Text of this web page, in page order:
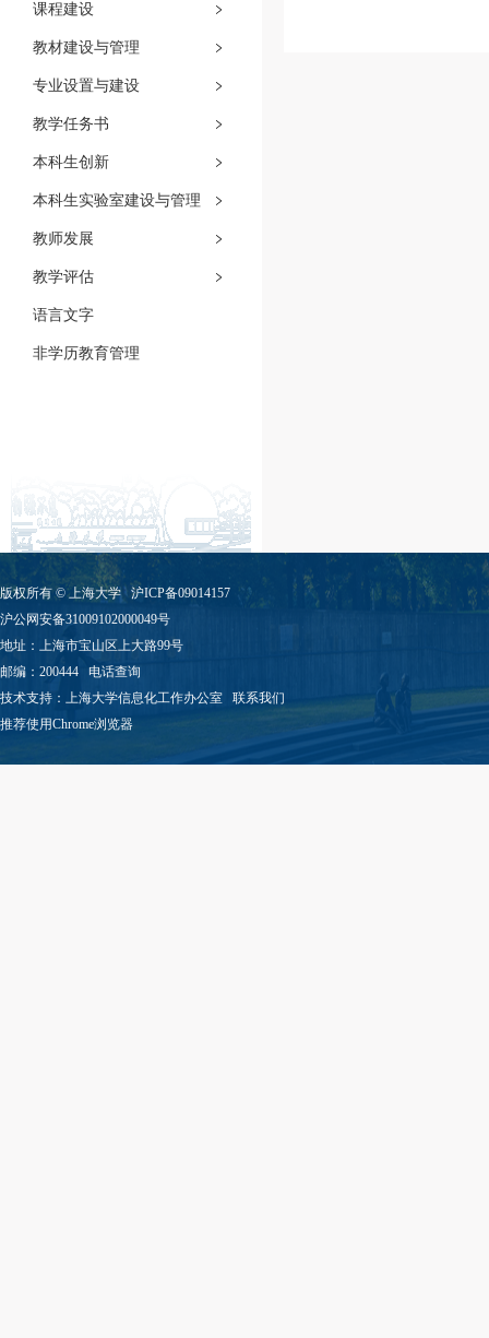
课程建设
教材建设与管理
专业设置与建设
教学任务书
本科生创新
本科生实验室建设与管理
教师发展
教学评估
语言文字
非学历教育管理
版权所有 ©上海大学
沪ICP备09014157
沪公网安备31009102000049号
地址：上海市宝山区上大路99号
邮编：200444 电话查询
技术支持： 上海大学信息化工作办公室 联系我们
推荐使用Chrome浏览器